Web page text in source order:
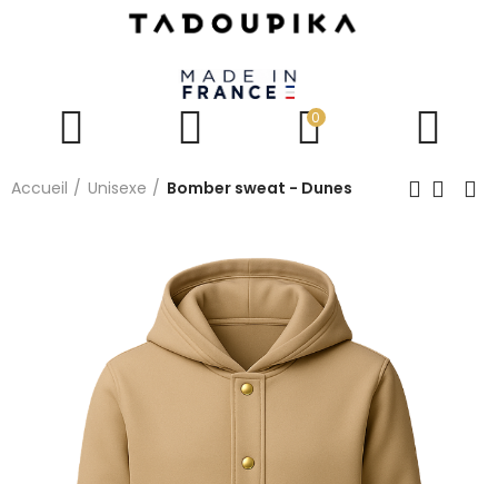
0
Accueil Unisexe Bomber sweat - Dunes